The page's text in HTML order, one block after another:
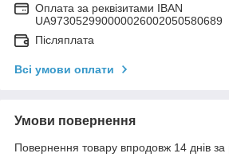
Оплата за реквізитами IBAN
UA973052990000026002050580689
Післяплата
Всі умови оплати
Умови повернення
Повернення товару впродовж 14 днів за